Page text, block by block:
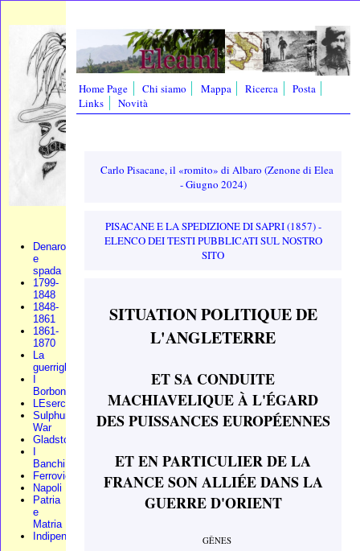
Denaro
e
spada
1799-
1848
1848-
1861
1861-
1870
La
guerriglia
Borbone
LEsercito
Sulphur
War
Gladstone
Banchi
Ferrovie
Napoli
Patria
e
Matria
Indipendenza
Home Page Chi siamo Mappa Ricerca
Posta
Links
Novità
Carlo Pisacane, il «romito» di Albaro (Zenone di Elea
- Giugno 2024)
PISACANE E LA SPEDIZIONE DI SAPRI (1857) -
ELENCO DEI TESTI PUBBLICATI SUL NOSTRO
SITO
SITUATION POLITIQUE DE
L'ANGLETERRE
ET SA CONDUITE
MACHIAVELIQUE À L'ÉGARD
DES PUISSANCES EUROPÉENNES
ET EN PARTICULIER DE LA
FRANCE SON ALLIÉE DANS LA
GUERRE D'ORIENT
GÊNES